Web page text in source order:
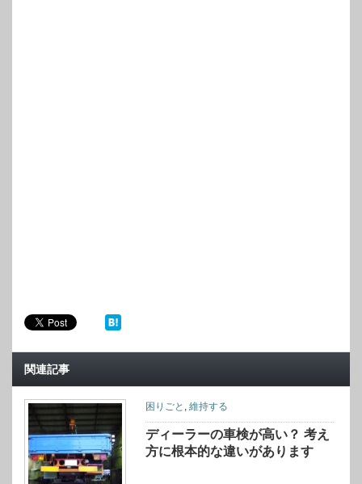
関連記事
困りごと ,維持する
ディーラーの車検が高い？ 考え
方に根本的な違いがあります